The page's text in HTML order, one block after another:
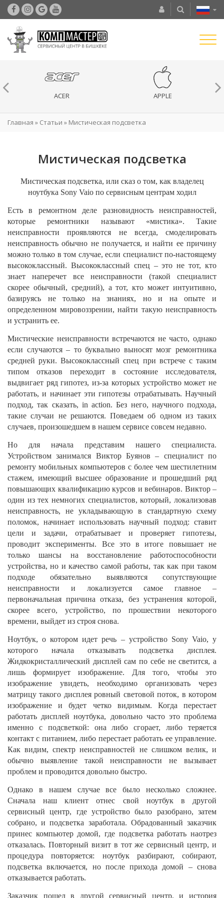
ACER APPLE
Главная » Статьи » Мистическая подсветка
Мистическая подсветка
Мистическая подсветка, или сказ о том, как владелец
ноутбука Sony Vaioпо сервисным центрам ходил
Есть в ремонтном деле разновидность неисправностей,
которые ремонтники называют «мистика». Такие
неисправности проявляются не всегда, смоделировать
неисправность обычно не получается, и найти ее причину
можно только в том случае, если специалист по-настоящему
высококлассный. Высококлассный спец – это не тот, кто
знает наперечет все неисправности (такой специалист
скорее обычный, средний), а тот, кто может интуитивно,
базируясь не только на знаниях, но и на опыте и
определенном мировоззрении, найти такую неисправность
и устранить ее.
Мистические неисправности встречаются не часто, однако
если случаются – то буквально выносят мозг ремонтника
средней руки. Высококлассный спец при встрече с таким
типом отказов переходит в состояние исследователя,
выдвигает ряд гипотез, из-за которых устройство может не
работать, и начинает эти гипотезы отрабатывать. Научный
подход, так сказать, in action. Без него, научного подхода,
такие случаи не решаются. Поведаем об одном из таких
случаев, произошедшем в нашем сервисе совсем недавно.
Но для начала представим нашего специалиста.
Устройством занимался Виктор Буянов – специалист по
ремонту мобильных компьютеров с более чем шестилетним
стажем, имеющий высшее образование и прошедший ряд
повышающих квалификацию курсов и вебинаров. Виктор –
один из тех немногих специалистов, который, локализовав
неисправность, не укладывающую в стандартную схему
поломок, начинает использовать научный подход: ставит
цели и задачи, отрабатывает и проверяет гипотезы,
проводит эксперименты. Все это в итоге повышает не
только шансы на восстановление работоспособности
устройства, но и качество самой работы, так как при таком
подходе обязательно выявляются сопутствующие
неисправности и локализуется самое главное –
первоначальная причина отказа, без устранения которой,
скорее всего, устройство, по прошествии некоторого
времени, выйдет из строя снова.
Ноутбук, о котором идет речь – устройство Sony Vaio, у
которого начала отказывать подсветка дисплея.
Жидкокристаллический дисплей сам по себе не светится, а
лишь формирует изображение. Для того, чтобы это
изображение увидеть, необходимо организовать через
матрицу такого дисплея ровный световой поток, в котором
изображение и будет четко видимым. Когда перестает
работать дисплей ноутбука, довольно часто это проблема
именно с подсветкой: она либо сгорает, либо теряется
контакт с питанием, либо перестает работать ее управление.
Как видим, спектр неисправностей не слишком велик, и
обычно выявление такой неисправности не вызывает
проблем и проводится довольно быстро.
Однако в нашем случае все было несколько сложнее.
Сначала наш клиент отнес свой ноутбук в другой
сервисный центр, где устройство было разобрано, затем
собрано, и подсветка заработала. Обрадованный заказчик
принес компьютер домой, где подсветка работать наотрез
отказалась. Повторный визит в тот же сервисный центр, и
процедура повторяется: ноутбук разбирают, собирают,
подсветка включается, но после прихода домой – снова
отказывается работать.
Заказчик пошел в другой сервисный центр, и история